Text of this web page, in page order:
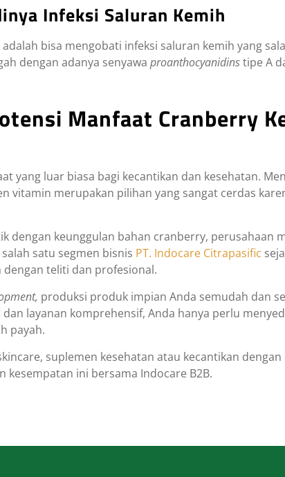
Infeksi Saluran Kemih
bisa mengobati infeksi saluran kemih yang
dengan adanya senyawa proanthocyanidinstipe A
Manfaat Cranberry
yang luar biasa bagi kecantikan dan kesehatan.
vitamin merupakan pilihan yang sangat cerdas
dengan keunggulan bahan cranberry, perusahaan
satu segmen bisnis PT. Indocare Citrapasific
dengan teliti dan profesional.
produksi produk impian Anda semudah dan
layanan komprehensif, Anda hanya perlu
payah.
suplemen kesehatan atau kecantikan
ini bersama Indocare B2B.